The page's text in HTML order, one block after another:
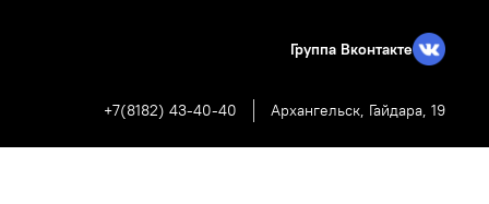
Группа Вконтакте
+7(8182) 43-40-40 Архангельск, Гайдара, 19